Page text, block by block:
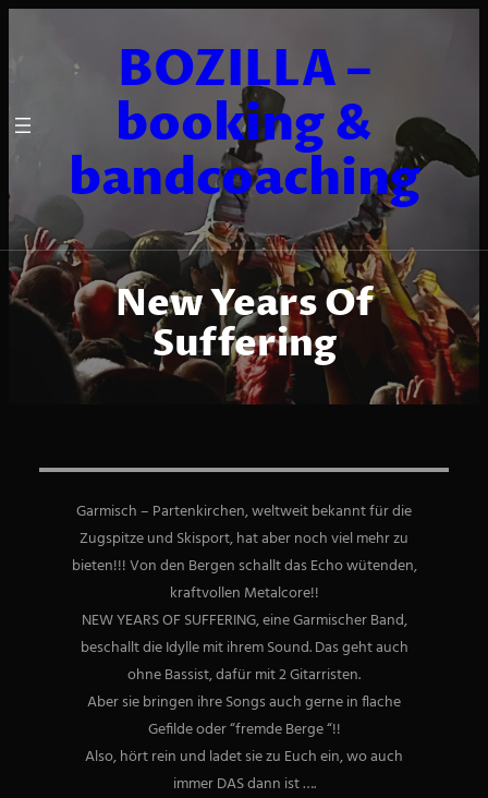
BOZILLA –
booking &
bandcoaching
New Years Of
Suffering
Garmisch – Partenkirchen, weltweit bekannt für die
Zugspitze und Skisport, hat aber noch viel mehr zu
bieten!!! Von den Bergen schallt das Echo wütenden,
kraftvollen Metalcore!!
NEW YEARS OF SUFFERING, eine Garmischer Band,
beschallt die Idylle mit ihrem Sound. Das geht auch
ohne Bassist, dafür mit 2 Gitarristen.
Aber sie bringen ihre Songs auch gerne in flache
Gefilde oder “fremde Berge “!!
Also, hört rein und ladet sie zu Euch ein, wo auch
immer DAS dann ist ….